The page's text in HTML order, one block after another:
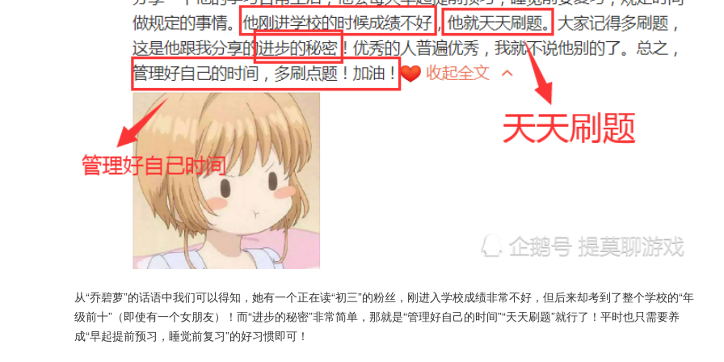
从“乔碧萝”的话语中我们可以得知，她有一个正在读“初三”的粉丝，刚进入学校成绩非常不好，但后来却考到了整个学校的“年
级前十”（即使有一个女朋友）！而“进步的秘密”非常简单，那就是“管理好自己的时间”“天天刷题”就行了！平时也只需要养
成“早起提前预习，睡觉前复习”的好习惯即可！